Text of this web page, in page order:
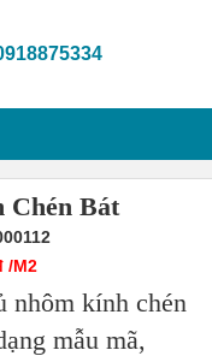
Chén Bát
/M2
nhôm kính chén
mẫu mã,